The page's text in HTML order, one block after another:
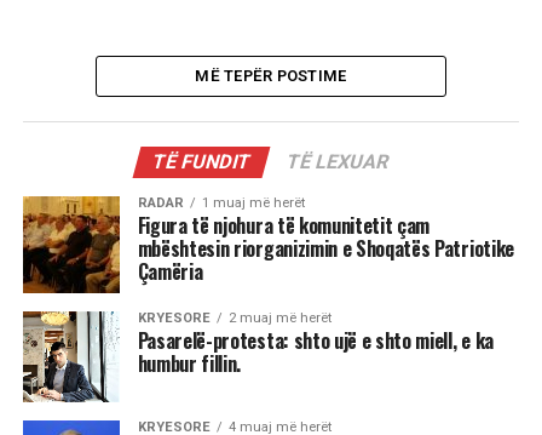
MË TEPËR POSTIME
TË FUNDIT TË LEXUAR
RADAR 1 muaj më herët
Figura të njohura të komunitetit çam
mbështesin riorganizimin e Shoqatës Patriotike
Çamëria
KRYESORE 2 muaj më herët
Pasarelë-protesta: shto ujë e shto miell, e ka
humbur fillin.
KRYESORE 4 muaj më herët